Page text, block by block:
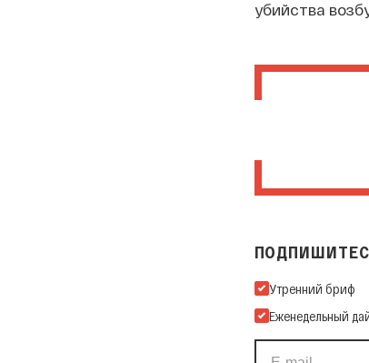
убийства
Подпишитесь на
Утренний бриф
Еженедельный